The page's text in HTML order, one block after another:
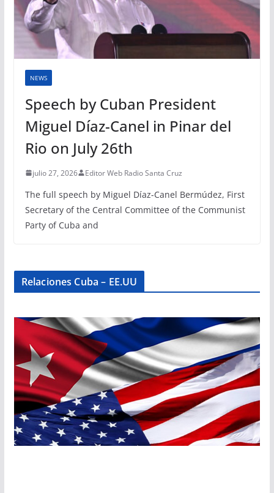
NEWS
Speech by Cuban President
Miguel Díaz-Canel in Pinar del
Rio on July 26th
julio 27, 2026 Editor Web Radio Santa Cruz
The full speech by Miguel Díaz-Canel Bermúdez, First
Secretary of the Central Committee of the Communist
Party of Cuba and
Relaciones Cuba – EE.UU